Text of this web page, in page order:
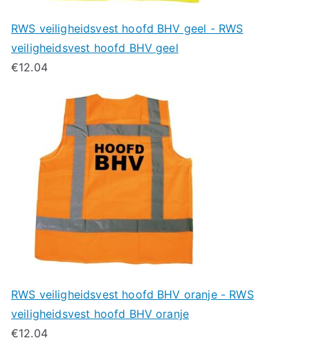
RWS veiligheidsvest hoofd BHV geel - RWS
veiligheidsvest hoofd BHV geel
€12.04
RWS veiligheidsvest hoofd BHV oranje - RWS
veiligheidsvest hoofd BHV oranje
€12.04